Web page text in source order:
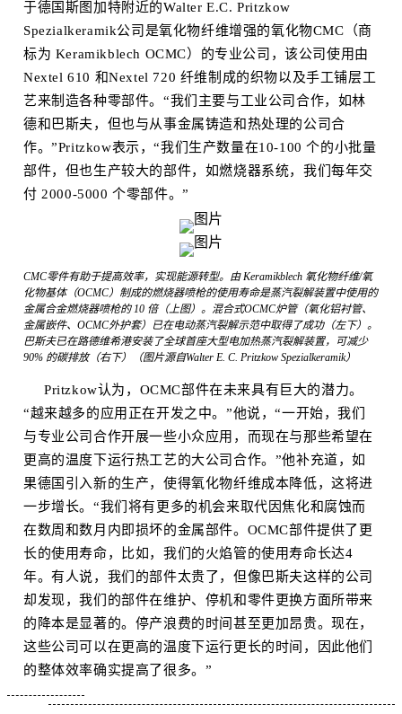
于德国斯图加特附近的Walter E.C. Pritzkow
Spezialkeramik公司是氧化物纤维增强的氧化物CMC（商
标为 Keramikblech OCMC）的专业公司，该公司使用由
Nextel 610 和Nextel 720 纤维制成的织物以及手工铺层工
艺来制造各种零部件。“我们主要与工业公司合作，如林
德和巴斯夫，但也与从事金属铸造和热处理的公司合
作。”Pritzkow表示，“我们生产数量在10-100 个的小批量
部件，但也生产较大的部件，如燃烧器系统，我们每年交
付 2000-5000 个零部件。”
CMC零件有助于提高效率，实现能源转型。由 Keramikblech 氧化物纤维/氧
化物基体（OCMC）制成的燃烧器喷枪的使用寿命是蒸汽裂解装置中使用的
金属合金燃烧器喷枪的 10 倍（上图）。混合式OCMC炉管（氧化铝衬管、
金属嵌件、OCMC外护套）已在电动蒸汽裂解示范中取得了成功（左下）。
巴斯夫已在路德维希港安装了全球首座大型电加热蒸汽裂解装置，可减少
90% 的碳排放（右下）（图片源自Walter E. C. Pritzkow Spezialkeramik）
Pritzkow认为，OCMC部件在未来具有巨大的潜力。
“越来越多的应用正在开发之中。”他说，“一开始，我们
与专业公司合作开展一些小众应用，而现在与那些希望在
更高的温度下运行热工艺的大公司合作。”他补充道，如
果德国引入新的生产，使得氧化物纤维成本降低，这将进
一步增长。“我们将有更多的机会来取代因焦化和腐蚀而
在数周和数月内即损坏的金属部件。OCMC部件提供了更
长的使用寿命，比如，我们的火焰管的使用寿命长达4
年。有人说，我们的部件太贵了，但像巴斯夫这样的公司
却发现，我们的部件在维护、停机和零件更换方面所带来
的降本是显著的。停产浪费的时间甚至更加昂贵。现在，
这些公司可以在更高的温度下运行更长的时间，因此他们
的整体效率确实提高了很多。”